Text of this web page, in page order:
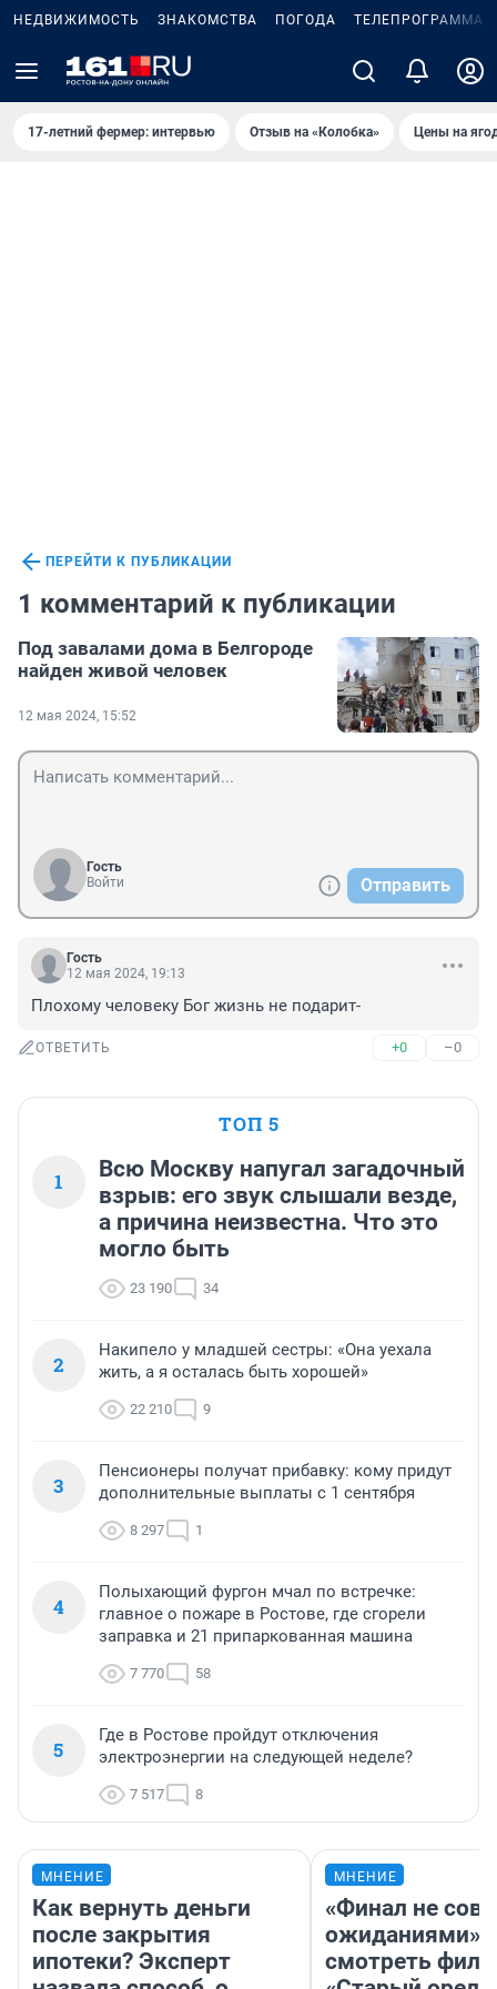
НЕДВИЖИМОСТЬ ЗНАКОМСТВА ПОГОДА ТЕЛЕПРОГРАММА
17-летний фермер: интервью Отзыв на «Колобка» Цены на
ПЕРЕЙТИ К ПУБЛИКАЦИИ
1 комментарий к публикации
Под завалами дома в Белгороде
найден живой человек
12 мая 2024, 15:52
Гость
Войти
Отправить
Гость
12 мая 2024, 19:13
Плохому человеку Бог жизнь не подарит-
ОТВЕТИТЬ +0 –0
ТОП 5
1
Всю Москву напугал загадочный
взрыв: его звук слышали везде,
а причина неизвестна. Что это
могло быть
23 190 34
2
Накипело у младшей сестры: «Она уехала
жить, а я осталась быть хорошей»
22 210 9
3
Пенсионеры получат прибавку: кому придут
дополнительные выплаты с 1 сентября
8 297 1
4
Полыхающий фургон мчал по встречке:
главное о пожаре в Ростове, где сгорели
заправка и 21 припаркованная машина
7 770 58
5
Где в Ростове пройдут отключения
электроэнергии на следующей неделе?
7 517 8
МНЕНИЕ
Как вернуть деньги
после закрытия
ипотеки? Эксперт
МНЕНИЕ
«Финал не
ожиданиями»:
смотреть